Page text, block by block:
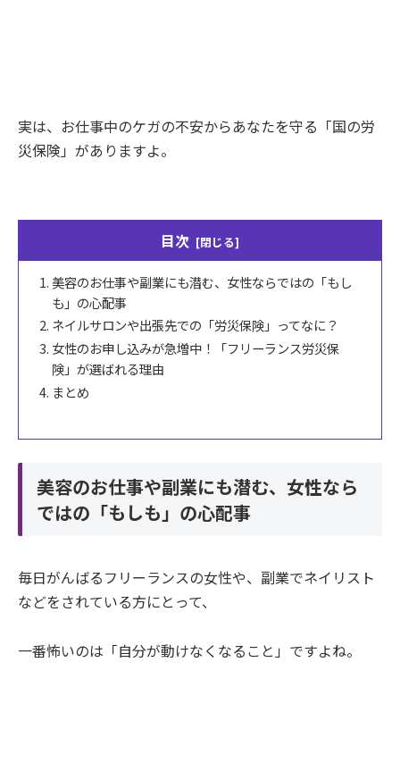
実は、お仕事中のケガの不安からあなたを守る「国の労
災保険」がありますよ。
目次
美容のお仕事や副業にも潜む、女性ならではの「もし
も」の心配事
ネイルサロンや出張先での「労災保険」ってなに？
女性のお申し込みが急増中！「フリーランス労災保
険」が選ばれる理由
まとめ
美容のお仕事や副業にも潜む、女性なら
ではの「もしも」の心配事
毎日がんばるフリーランスの女性や、副業でネイリスト
などをされている方にとって、
一番怖いのは「自分が動けなくなること」ですよね。